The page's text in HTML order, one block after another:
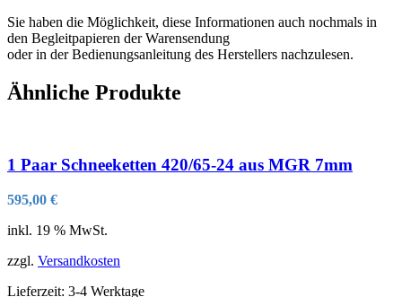
Sie haben die Möglichkeit, diese Informationen auch nochmals in
den Begleitpapieren der Warensendung
oder in der Bedienungsanleitung des Herstellers nachzulesen.
Ähnliche Produkte
1 Paar Schneeketten 420/65-24 aus MGR 7mm
595,00 €
inkl. 19 % MwSt.
zzgl. Versandkosten
Lieferzeit: 3-4 Werktage